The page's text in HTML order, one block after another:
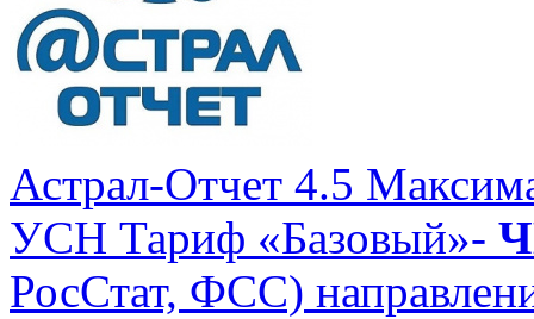
Астрал-Отчет 4.5
УСН Тариф «Базовый»-
РосСтат, ФСС)